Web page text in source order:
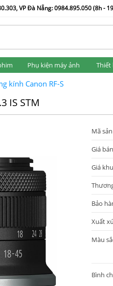
VP Đà Nẵng: 0984.895.050 (8h -
Phụ kiện máy ảnh Thiết
kính Canon RF-S
IS STM
Mã
Giá bán
Giá
Bảo
Xuất
Màu
Bình